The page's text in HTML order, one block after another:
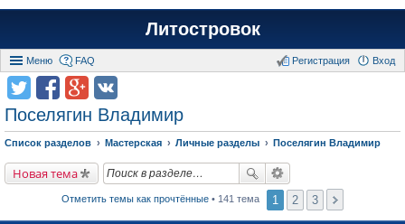
Литостровок
Меню FAQ Вход
Регистрация
Поселягин Владимир
Список разделов Мастерская Личные разделы Поселягин Владимир
Новая тема
Отметить темы как прочтённые • 141 тема 1 2 3